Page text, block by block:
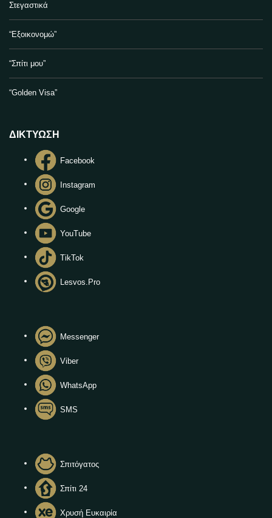
Στεγαστικά
“Εξοικονομώ”
“Σπίτι μου”
“Golden Visa”
ΔΙΚΤΥΩΣΗ
Facebook
Instagram
Google
YouTube
TikTok
Lesvos.Pro
Messenger
Viber
WhatsApp
SMS
Σπιτόγατος
Σπίτι 24
Χρυσή Ευκαιρία